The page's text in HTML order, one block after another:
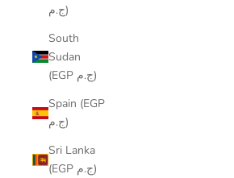
ج.م)
South
Sudan
(EGP ج.م)
Spain (EGP
ج.م)
Sri Lanka
(EGP ج.م)